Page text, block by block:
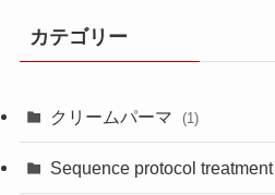
カテゴリー
クリームパーマ (1)
Sequence protocol treatment